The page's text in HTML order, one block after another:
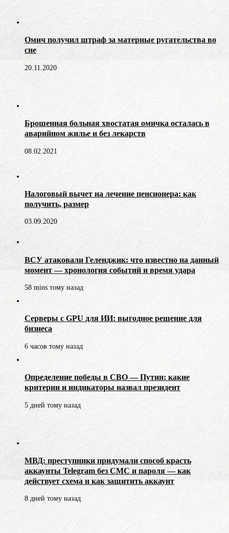
Омич получил штраф за матерные ругательства во
сне
20.11.2020
Брошенная больная хвостатая омичка осталась в
аварийном жилье и без лекарств
08.02.2021
Налоговый вычет на лечение пенсионера: как
получить, размер
03.09.2020
ВСУ атаковали Геленджик: что известно на данный
момент — хронология событий и время удара
58 mins тому назад
Серверы с GPU для ИИ: выгодное решение для
бизнеса
6 часов тому назад
Определение победы в СВО — Путин: какие
критерии и индикаторы назвал президент
5 дней тому назад
МВД: преступники придумали способ красть
аккаунты Telegram без СМС и пароля — как
действует схема и как защитить аккаунт
8 дней тому назад